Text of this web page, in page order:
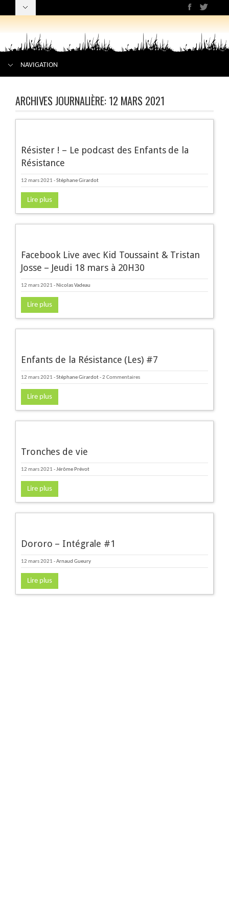
NAVIGATION
ARCHIVES JOURNALIÈRE: 12 MARS 2021
Résister ! – Le podcast des Enfants de la
Résistance
12 mars 2021 -Stéphane Girardot
Lire plus
Facebook Live avec Kid Toussaint & Tristan
Josse – Jeudi 18 mars à 20H30
12 mars 2021 - Nicolas Vadeau
Lire plus
Enfants de la Résistance (Les) #7
12 mars 2021 -Stéphane Girardot- 2 Commentaires
Lire plus
Tronches de vie
12 mars 2021 -Jérôme Prévot
Lire plus
Dororo – Intégrale #1
12 mars 2021 -Arnaud Gueury
Lire plus